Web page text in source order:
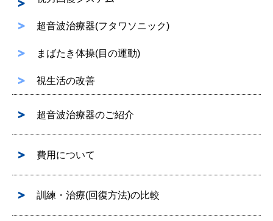
超音波治療器(フタワソニック)
まばたき体操(目の運動)
視生活の改善
超音波治療器のご紹介
費用について
訓練・治療(回復方法)の比較